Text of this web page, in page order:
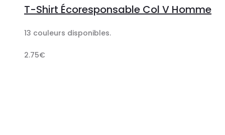
panier
T-Shirt Écoresponsable Col V Homme
13 couleurs disponibles.
2.75€